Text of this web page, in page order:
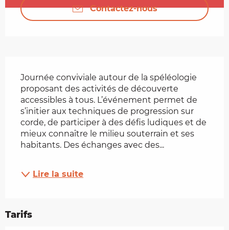
Contactez-nous
Journée conviviale autour de la spéléologie
proposant des activités de découverte
accessibles à tous. L’événement permet de
s’initier aux techniques de progression sur
corde, de participer à des défis ludiques et de
mieux connaître le milieu souterrain et ses
habitants. Des échanges avec des...
Lire la suite
Tarifs